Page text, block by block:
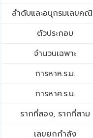
ลำดับและอนุกรมเลขค
ตัวประกอบ
จำนวนเฉพาะ
การหาห.ร.ม.
การหาค.ร.น.
รากที่สอง, รากที่สาม
เลขยกกำลัง